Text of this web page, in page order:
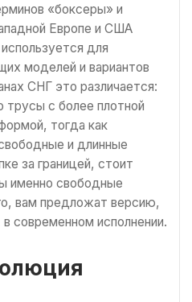
«боксеры» и
Европе и США
для
моделей и вариантов
СНГ это различается:
трусы с более плотной
тогда как
и длинные
за границей, стоит
именно свободные
вам предложат версию,
современном исполнении.